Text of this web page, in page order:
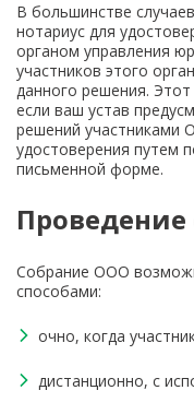
В большинстве
нотариус для
органом управления
участников этого
данного решения.
если ваш устав
решений участниками
удостоверения путем
письменной форме.
Проведение
Собрание ООО
способами:
очно, когда
дистанционно, с